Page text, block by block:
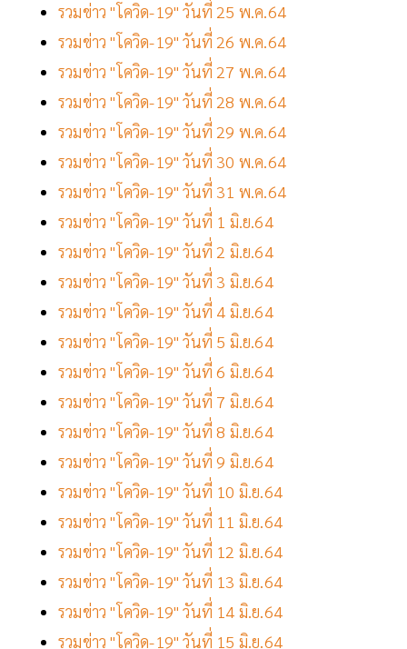
รวมข่าว "โควิด-19" วันที่ 25 พ.ค.64
รวมข่าว "โควิด-19" วันที่ 26 พ.ค.64
รวมข่าว "โควิด-19" วันที่ 27 พ.ค.64
รวมข่าว "โควิด-19" วันที่ 28 พ.ค.64
รวมข่าว "โควิด-19" วันที่ 29 พ.ค.64
รวมข่าว "โควิด-19" วันที่ 30 พ.ค.64
รวมข่าว "โควิด-19" วันที่ 31 พ.ค.64
รวมข่าว "โควิด-19" วันที่ 1 มิ.ย.64
รวมข่าว "โควิด-19" วันที่ 2 มิ.ย.64
รวมข่าว "โควิด-19" วันที่ 3 มิ.ย.64
รวมข่าว "โควิด-19" วันที่ 4 มิ.ย.64
รวมข่าว "โควิด-19" วันที่ 5 มิ.ย.64
รวมข่าว "โควิด-19" วันที่ 6 มิ.ย.64
รวมข่าว "โควิด-19" วันที่ 7 มิ.ย.64
รวมข่าว "โควิด-19" วันที่ 8 มิ.ย.64
รวมข่าว "โควิด-19" วันที่ 9 มิ.ย.64
รวมข่าว "โควิด-19" วันที่ 10 มิ.ย.64
รวมข่าว "โควิด-19" วันที่ 11 มิ.ย.64
รวมข่าว "โควิด-19" วันที่ 12 มิ.ย.64
รวมข่าว "โควิด-19" วันที่ 13 มิ.ย.64
รวมข่าว "โควิด-19" วันที่ 14 มิ.ย.64
รวมข่าว "โควิด-19" วันที่ 15 มิ.ย.64